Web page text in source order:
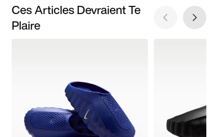
Ces Articles Devraient Te
Plaire